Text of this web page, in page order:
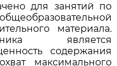
для занятий по
материала.
является
содержания
максимального